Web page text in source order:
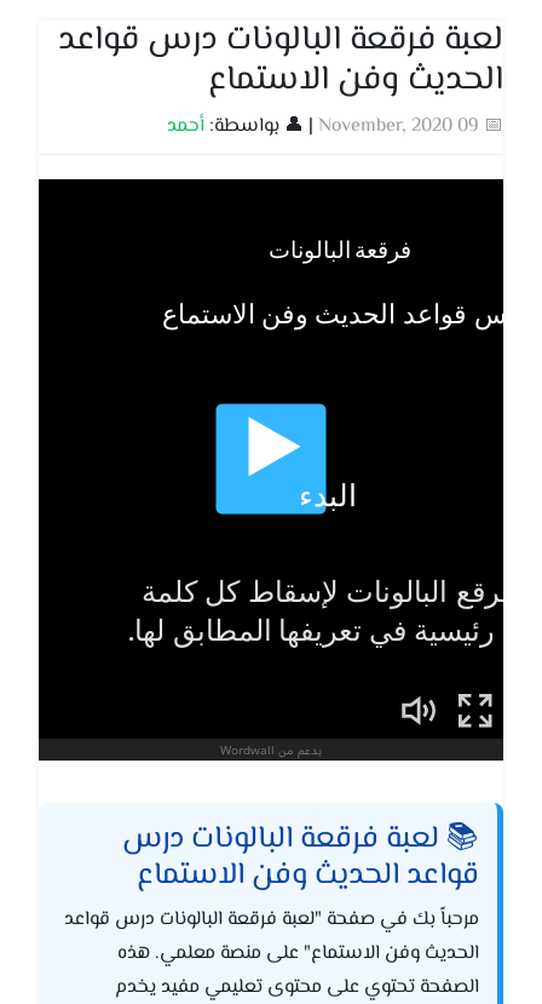
لعبة فرقعة البالونات درس قواعد
الحديث وفن الاستماع
📅 09 November, 2020 | 👤 بواسطة: أحمد
📚 لعبة فرقعة البالونات درس
قواعد الحديث وفن الاستماع
مرحباً بك في صفحة "لعبة فرقعة البالونات درس قواعد
الحديث وفن الاستماع" على منصة معلمي. هذه
الصفحة تحتوي على محتوى تعليمي مفيد يخدم